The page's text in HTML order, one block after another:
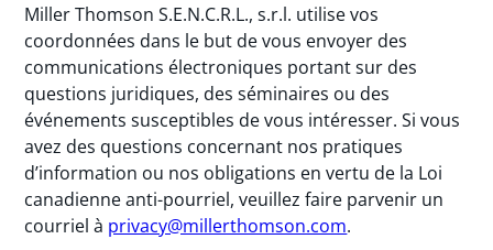
Miller Thomson S.E.N.C.R.L., s.r.l. utilise vos
coordonnées dans le but de vous envoyer des
communications électroniques portant sur des
questions juridiques, des séminaires ou des
événements susceptibles de vous intéresser. Si vous
avez des questions concernant nos pratiques
d’information ou nos obligations en vertu de la Loi
canadienne anti-pourriel, veuillez faire parvenir un
courriel à privacy@millerthomson.com.